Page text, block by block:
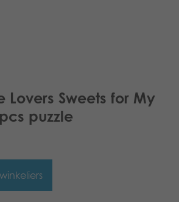
Lovers Sweets for My
puzzle